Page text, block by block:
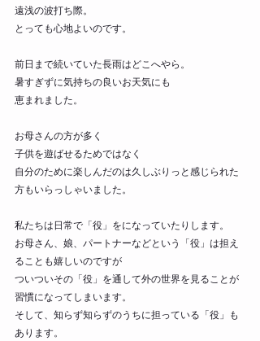
遠浅の波打ち際。
とっても心地よいのです。
前日まで続いていた長雨はどこへやら。
暑すぎずに気持ちの良いお天気にも
恵まれました。
お母さんの方が多く
子供を遊ばせるためではなく
自分のために楽しんだのは久しぶりっと感じられた
方もいらっしゃいました。
私たちは日常で「役」をになっていたりします。
お母さん、娘、パートナーなどという「役」は担え
ることも嬉しいのですが
ついついその「役」を通して外の世界を見ることが
習慣になってしまいます。
そして、知らず知らずのうちに担っている「役」も
あります。